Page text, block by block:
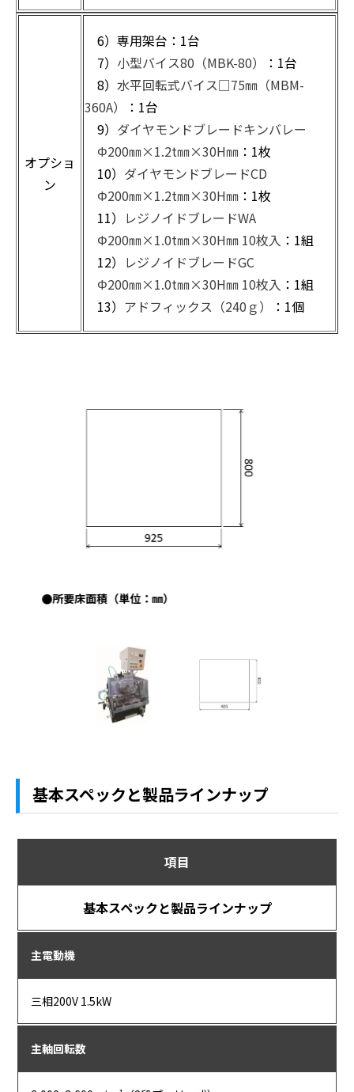
オプショ
ン
6）専用架台：1台
7） 小型バイス80（MBK-80）
：1台
8） 水平回転式バイス□75㎜（MBM-
360A）
：1台
9） ダイヤモンドブレードキンバレー
Φ200㎜×1.2t㎜×30H㎜ ：1枚
10） ダイヤモンドブレードCD
Φ200㎜×1.2t㎜×30H㎜ ：1枚
11） レジノイドブレードWA
Φ200㎜×1.0t㎜×30H㎜ 10枚入 ：1組
12） レジノイドブレードGC
Φ200㎜×1.0t㎜×30H㎜ 10枚入 ：1組
13） アドフィックス（240ｇ） ：1個
●クリスタルカッターNeo Basic（MC-423B）本体
基本スペックと製品ラインナップ
項目
基本スペックと製品ラインナップ
主電動機
三相200V 1.5kW
主軸回転数